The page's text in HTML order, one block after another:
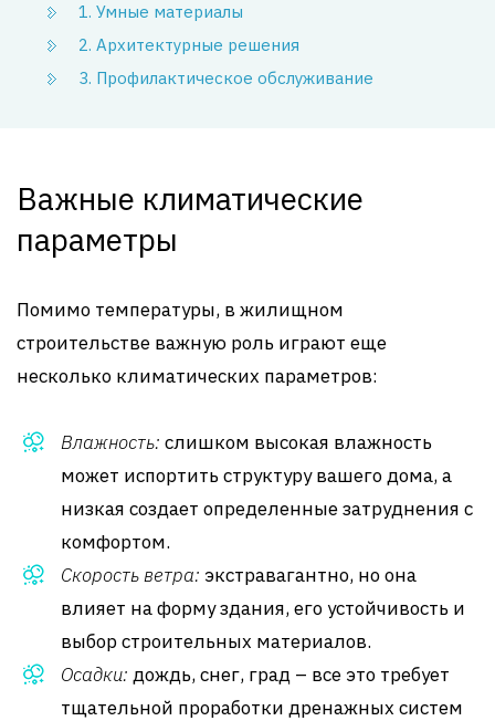
1. Умные материалы
2. Архитектурные решения
3. Профилактическое обслуживание
Важные климатические
параметры
Помимо температуры, в жилищном
строительстве важную роль играют еще
несколько климатических параметров:
Влажность: слишком высокая влажность
может испортить структуру вашего дома, а
низкая создает определенные затруднения с
комфортом.
Скорость ветра: экстравагантно, но она
влияет на форму здания, его устойчивость и
выбор строительных материалов.
Осадки: дождь, снег, град – все это требует
тщательной проработки дренажных систем